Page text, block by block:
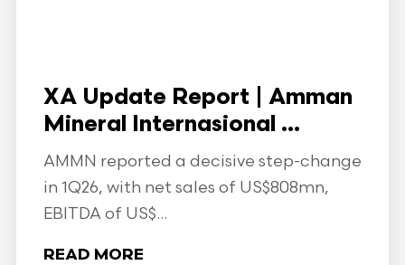
XA Update Report | Amman
Mineral Internasional ...
AMMN reported a decisive step-change
in 1Q26, with net sales of US$808mn,
EBITDA of US$...
READ MORE